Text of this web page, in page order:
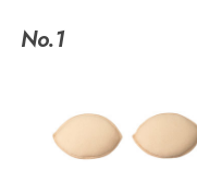
【雨の日】急な雨
【サンダル】ビ
アイテム一覧
SALE
カスタマーサポート
No.1